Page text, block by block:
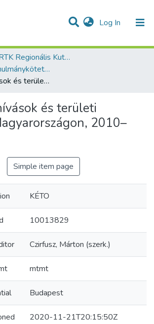
Log In (current)
& Collections
Statistics
All of DSpace
ELTE KRTK Regionális Kutatások Intézete
Könyvek - Tanulmánykötetek - magyar nyelvű (RKI)
Területi kihívások és területi politikák Magyarországon, 2010–2020
és területi
2010–
Simple item page
KÉTO
10013829
Czirfusz, Márton (szerk.)
mtmt
Budapest
2020-11-21T20:15:50Z